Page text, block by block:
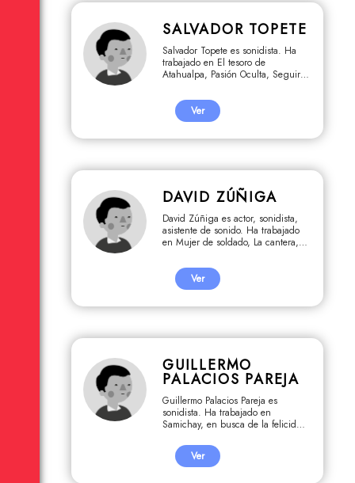
SALVADOR TOPETE
Salvador Topete es sonidista. Ha
trabajado en El tesoro de
Atahualpa, Pasión Oculta, Seguiré
sombra del sol.
Ver
DAVID ZÚÑIGA
David Zúñiga es actor, sonidista,
asistente de sonido. Ha trabajado
en Mujer de soldado, La cantera, El
jugando, Todos somos estrellas,
Pareciera que amanece, El rincón
de los inocentes, Días de Santiago,
Ver
GUILLERMO
PALACIOS PAREJA
Guillermo Palacios Pareja es
sonidista. Ha trabajado en
Samichay, en busca de la felicidad,
El inca, la boba y el hijo del
ladrón, Último recurso, Ojos de
perro, Paco Yunque.
Ver